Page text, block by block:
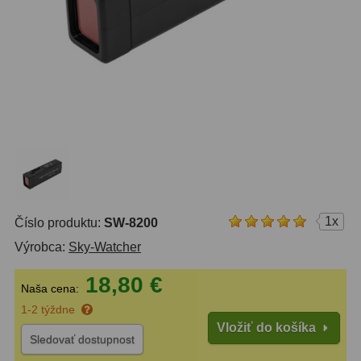
Pomocník
OTA - iba optika
Do 160 €42
Plössl a Super Plössl
Širokouhlé (52°-60°)84
SWA (62°-78°)86
UWA (80°-98°)22
XWA (100°-120°)17
Číslo produktu: SW-8200
Výrobca: Sky-Watcher
1x
Naša cena: 18,80 €
1-2 týždne
Sledovať dostupnost
Vložiť do košíka